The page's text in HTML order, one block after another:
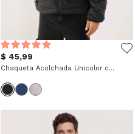
$ 45,99
Chaqueta Acolchada Unicolor con Capota